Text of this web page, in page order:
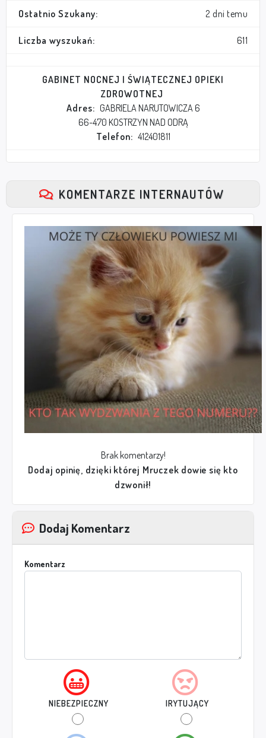
Ostatnio Szukany: 2 dni temu
Liczba wyszukań: 611
GABINET NOCNEJ I ŚWIĄTECZNEJ OPIEKI
ZDROWOTNEJ
Adres: GABRIELA NARUTOWICZA 6
66-470 KOSTRZYN NAD ODRĄ
Telefon: 412401811
KOMENTARZE INTERNAUTÓW
Brak komentarzy!
Dodaj opinię, dzięki której Mruczek dowie się kto
dzwonił!
Dodaj Komentarz
Komentarz
NIEBEZPIECZNY IRYTUJĄCY